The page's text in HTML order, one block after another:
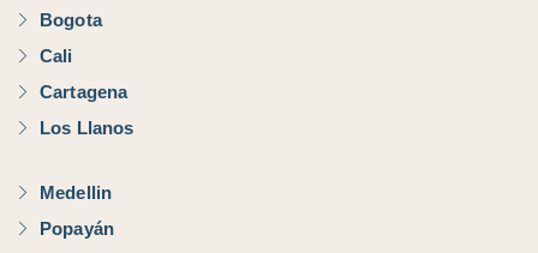
Bogota
Cali
Cartagena
Los Llanos
Medellin
Popayán